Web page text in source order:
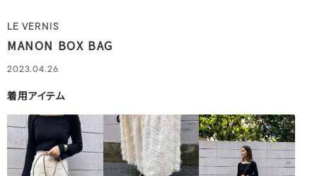
LE VERNIS
MANON BOX BAG
2023.04.26
着用アイテム